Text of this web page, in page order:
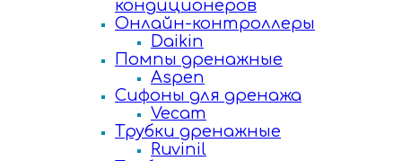
кондиционеров
Онлайн-контроллеры
Daikin
Помпы дренажные
Aspen
Сифоны для дренажа
Vecam
Трубки дренажные
Ruvinil